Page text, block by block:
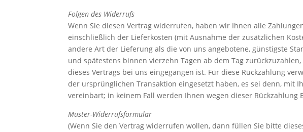
Folgen des Widerrufs
Wenn Sie diesen Vertrag widerrufen, haben wir Ihnen alle
einschließlich der Lieferkosten (mit Ausnahme der zusätzlichen
andere Art der Lieferung als die von uns angebotene, günstigste
und spätestens binnen vierzehn Tagen ab dem Tag
dieses Vertrags bei uns eingegangen ist. Für diese Rückzahlung
der ursprünglichen Transaktion eingesetzt haben, es sei denn, mit
vereinbart; in keinem Fall werden Ihnen wegen dieser Rückzahlung
Muster-Widerrufsformular
(Wenn Sie den Vertrag widerrufen wollen, dann füllen Sie bitte